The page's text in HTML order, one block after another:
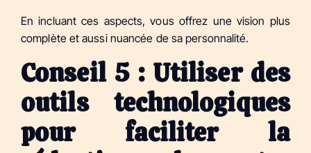
En incluant ces aspects, vous offrez une vision plus
complète et aussi nuancée de sa personnalité.
Conseil 5 : Utiliser des
outils technologiques
pour faciliter la